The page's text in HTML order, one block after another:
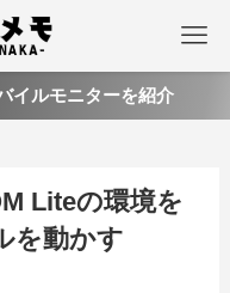
イルモニターを紹介
Liteの環境を
を動かす